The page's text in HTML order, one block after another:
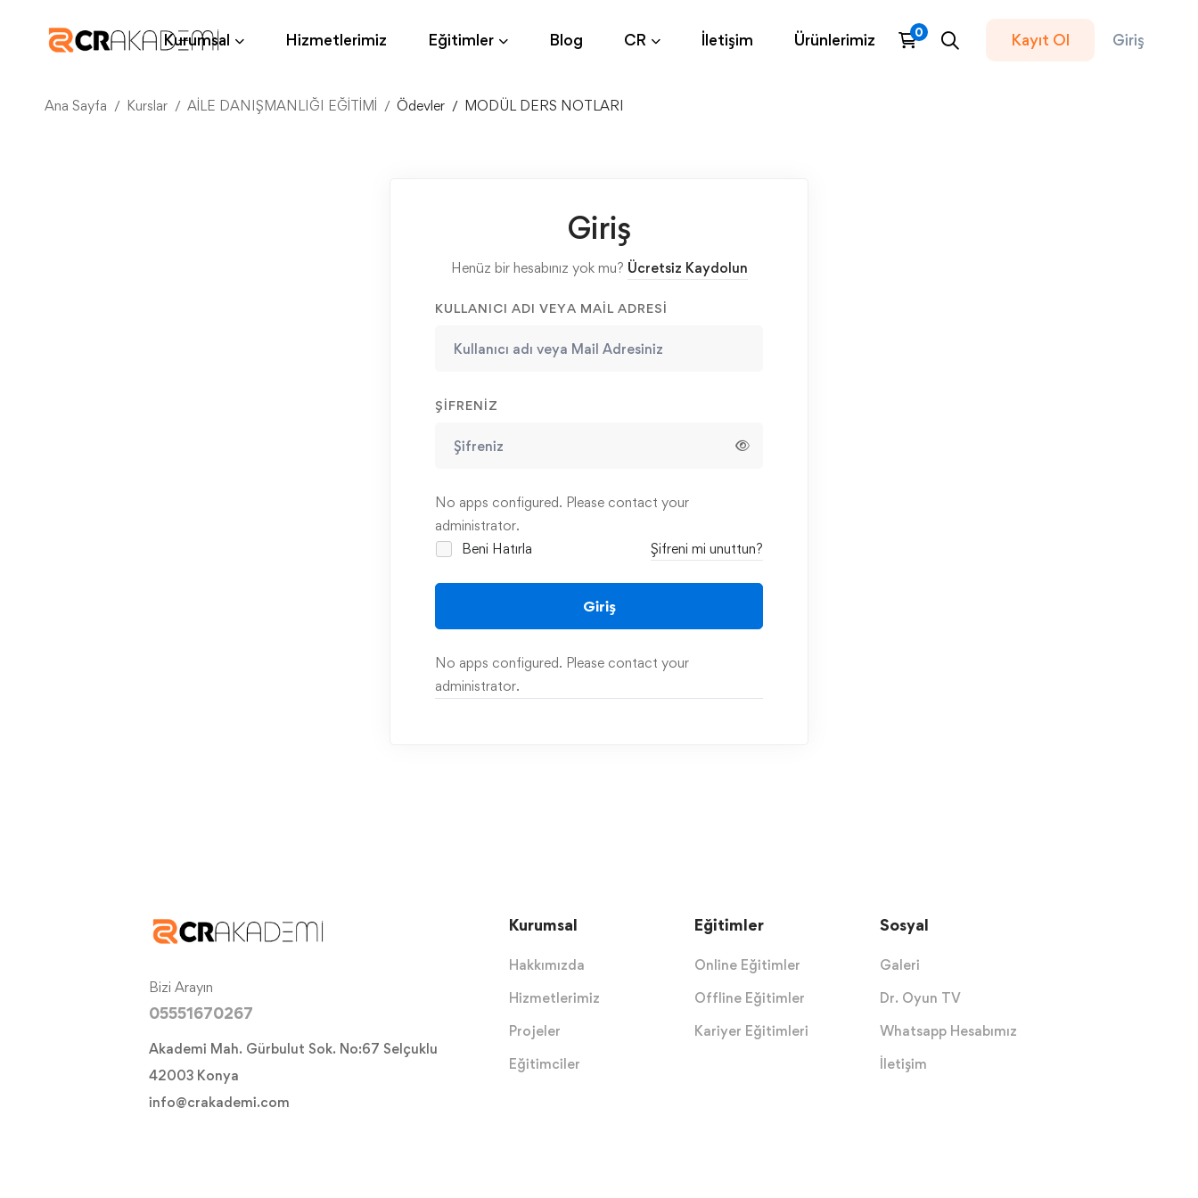
Kurumsal Hizmetlerimiz Eğitimler Blog CR İletişim Ürünlerimiz Giriş
Kayıt Ol
Ana Sayfa Kurslar AİLE DANIŞMANLIĞI EĞİTİMİ Ödevler MODÜL DERS NOTLARI
Giriş
Henüz bir hesabınız yok mu? Ücretsiz Kaydolun
KULLANICI ADI VEYA MAIL ADRESI
ŞIFRENIZ
No apps configured. Please contact your
administrator.
Beni Hatırla
Şifreni mi unuttun?
Giriş
No apps configured. Please contact your
administrator.
Bizi Arayın
05551670267
Akademi Mah. Gürbulut Sok. No:67 Selçuklu
42003 Konya
info@crakademi.com
Kurumsal
Hakkımızda
Hizmetlerimiz
Projeler
Eğitimciler
Eğitimler
Online Eğitimler
Offline Eğitimler
Kariyer Eğitimleri
Sosyal
Galeri
Dr. Oyun TV
Whatsapp Hesabımız
İletişim